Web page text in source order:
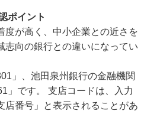
ポイント
度が高く、中小企業との近さを
志向の銀行との違いになってい
」、池田泉州銀行の金融機関
」です。 支店コードは、入力
店番号」と表示されることがあ